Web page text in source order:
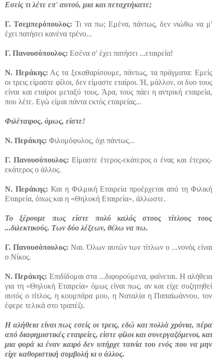
Εσείς τι λέτε επ' αυτού, μια και πεταχτήκατε;
Γ. Τσεμπερόπουλος: Τι να πω; Εμένα, πάντως, δεν νιώθω να μ'
έχει πατήσει κανένα τρένο...
Γ. Πανουσόπουλος: Εσένα σ' έχει πατήσει ...εταιρεία!
Ν. Περάκης: Ας τα ξεκαθαρίσουμε, πάντως, τα πράγματα: Εμείς
οι τρεις είμαστε φίλοι, δεν είμαστε εταίροι. Ή, μάλλον, οι δυο τους
είναι και εταίροι μεταξύ τους. Άρα, τους πάει η αντρική εταιρεία,
που λέτε. Εγώ είμαι πάντα εκτός εταιρείας...
Φιλέταιρος, όμως, είστε!
Ν. Περάκης: Φιλομόφυλος, όχι πάντως...
Γ. Πανουσόπουλος: Είμαστε έτερος-εκάτερος ο ένας και έτερος-
εκάτερος ο άλλος.
Ν. Περάκης: Και η Φιλμική Εταιρεία προέρχεται από τη Φιλική
Εταιρεία, όπως και η «Θηλυκή Εταιρεία», άλλωστε.
Το ξέρουμε πως είστε πολύ καλός στους τίτλους τους
...διλεκτικούς. Των δύο λέξεων, θέλω να πω.
Γ. Πανουσόπουλος: Ναι. Όλων αυτών των τίτλων ο ...νονός είναι
ο Νίκος.
Ν. Περάκης: Επιδίδομαι στα ...διφορούμενα, φαίνεται. Η αλήθεια
για τη «Θηλυκή Εταιρεία» όμως είναι πως, αν και είχε συζητηθεί
αυτός ο τίτλος, η κουμπάρα μου, η Ναταλία η Παπαϊωάννου, τον
έφερε τελικά στο τραπέζι.
Η αλήθεια είναι πως εσείς οι τρεις, εδώ και πολλά χρόνια, πέρα
από διαφημιστικές εταιρείες, είστε φίλοι και συνεργαζόμενοι, και
μια φορά κι έναν καιρό δεν υπήρχε ταινία του ενός που να μην
είχε καθοριστική συμβολή κι ο άλλος.